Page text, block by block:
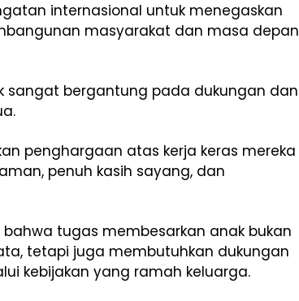
internasional untuk menegaskan
masyarakat dan masa depan
sangat bergantung pada dukungan dan
penghargaan atas kerja keras mereka
penuh kasih sayang, dan
tugas membesarkan anak bukan
tetapi juga membutuhkan dukungan
kebijakan yang ramah keluarga.